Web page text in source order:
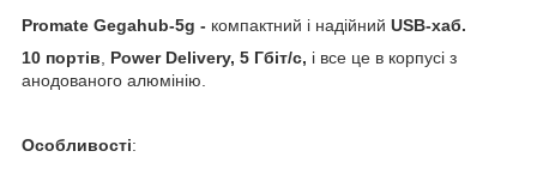
Promate Gegahub-5g - компактний і надійний USB-хаб.
10 портів
Power Delivery, 5 Гбіт/с, і все це в корпусі з
анодованого алюмінію.
Особливості: